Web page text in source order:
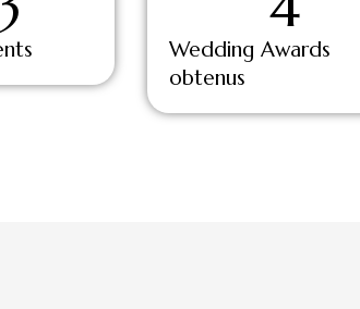
Wedding Awards
obtenus